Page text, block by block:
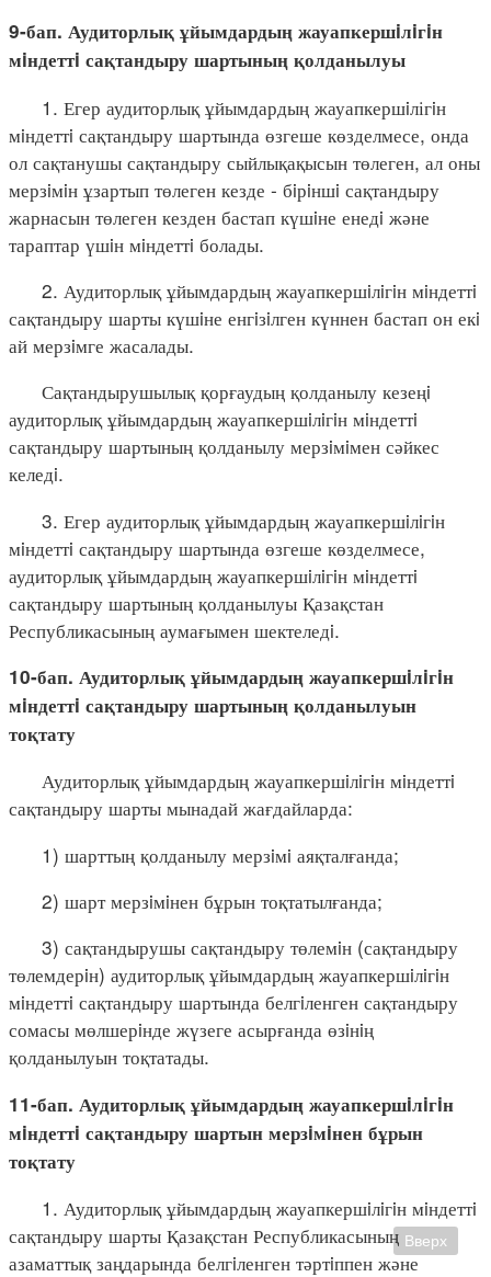
9-бап. Аудиторлық ұйымдардың жауапкершiлiгiн
мiндеттi сақтандыру шартының қолданылуы
1. Егер аудиторлық ұйымдардың жауапкершiлігiн
мiндеттi сақтандыру шартында өзгеше көзделмесе, онда
ол сақтанушы сақтандыру сыйлықақысын төлеген, ал оны
мерзiмiн ұзартып төлеген кезде - бiрiншi сақтандыру
жарнасын төлеген кезден бастап күшiне енедi және
тараптар үшiн мiндеттi болады.
2. Аудиторлық ұйымдардың жауапкершiлiгiн мiндеттi
сақтандыру шарты күшiне енгiзiлген күннен бастап он екi
ай мерзiмге жасалады.
Сақтандырушылық қорғаудың қолданылу кезеңi
аудиторлық ұйымдардың жауапкершiлiгiн мiндеттi
сақтандыру шартының қолданылу мерзiмiмен сәйкес
келедi.
3. Егер аудиторлық ұйымдардың жауапкершiлiгiн
мiндеттi сақтандыру шартында өзгеше көзделмесе,
аудиторлық ұйымдардың жауапкершiлiгiн мiндеттi
сақтандыру шартының қолданылуы Қазақстан
Республикасының аумағымен шектеледi.
10-бап. Аудиторлық ұйымдардың жауапкершiлiгiн
мiндеттi сақтандыру шартының қолданылуын
тоқтату
Аудиторлық ұйымдардың жауапкершiлiгiн мiндеттi
сақтандыру шарты мынадай жағдайларда:
1) шарттың қолданылу мерзiмi аяқталғанда;
2) шарт мерзiмiнен бұрын тоқтатылғанда;
3) сақтандырушы сақтандыру төлемiн (сақтандыру
төлемдерiн) аудиторлық ұйымдардың жауапкершiлiгiн
мiндеттi сақтандыру шартында белгiленген сақтандыру
сомасы мөлшерiнде жүзеге асырғанда өзiнiң
қолданылуын тоқтатады.
11-бап. Аудиторлық ұйымдардың жауапкершiлiгiн
мiндеттi сақтандыру шартын мерзiмiнен бұрын
тоқтату
1. Аудиторлық ұйымдардың жауапкершiлiгiн мiндеттi
сақтандыру шарты Қазақстан Республикасының
азаматтық заңдарында белгiленген тәртiппен және
Вверх